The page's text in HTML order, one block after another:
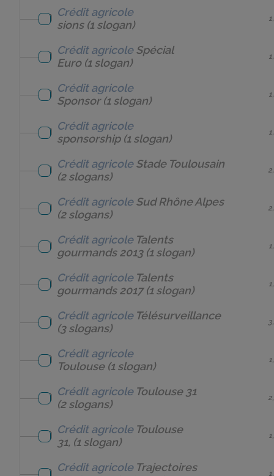
Crédit agricole
sions(1 slogan)
Crédit agricole Spécial
Euro(1 slogan)
Crédit agricole
Sponsor(1 slogan)
Crédit agricole
sponsorship(1 slogan)
Crédit agricole Stade Toulousain
(2 slogans)
Crédit agricole Sud Rhône Alpes
(2 slogans)
Crédit agricole Talents
gourmands 2013(1 slogan)
Crédit agricole Talents
gourmands 2017(1 slogan)
Crédit agricole Télésurveillance
(3 slogans)
Crédit agricole
Toulouse(1 slogan)
Crédit agricole Toulouse 31
(2 slogans)
Crédit agricole Toulouse
31, (1 slogan)
Crédit agricole Trajectoires